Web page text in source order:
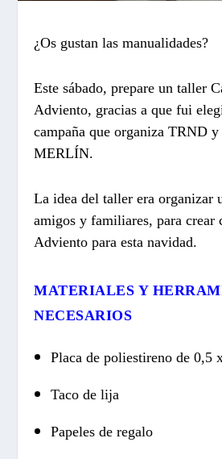
¿Os gustan las manualidades?
Este sábado, prepare un taller
Adviento, gracias a que fui
campaña que organiza TRND
MERLÍN.
La idea del taller era organizar
amigos y familiares, para crear
Adviento para esta navidad.
MATERIALES Y
NECESARIOS
Placa de poliestireno de 0,5
Taco de lija
Papeles de regalo